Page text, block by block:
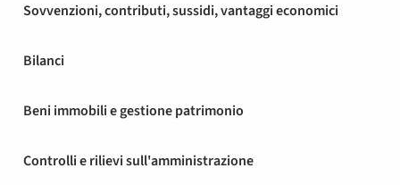
Sovvenzioni, contributi, sussidi, vantaggi economici
Bilanci
Beni immobili e gestione patrimonio
Controlli e rilievi sull'amministrazione